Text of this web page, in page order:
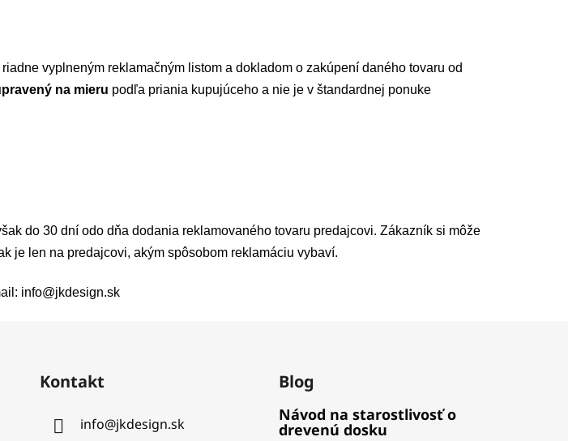
vyplneným reklamačným listom a dokladom o zakúpení daného tovaru od
na mieru podľa priania kupujúceho a nie je v štandardnej ponuke
do 30 dní odo dňa dodania reklamovaného tovaru predajcovi. Zákazník si môže
je len na predajcovi, akým spôsobom reklamáciu vybaví.
info@jkdesign.sk
Kontakt
info@jkdesign.sk
Blog
Návod na starostlivosť o
drevenú dosku